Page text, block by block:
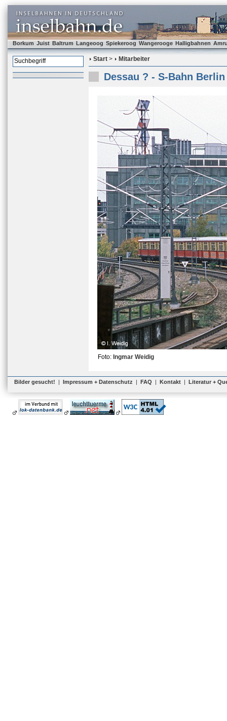
Borkum Juist Baltrum Langeoog Spiekeroog Wangerooge Halligbahnen
Start > Mitarbeiter
Dessau ? - S-Bahn
Foto: Ingmar Weidig
Bilder gesucht! | Impressum + Datenschutz | FAQ | Kontakt | Literatur +